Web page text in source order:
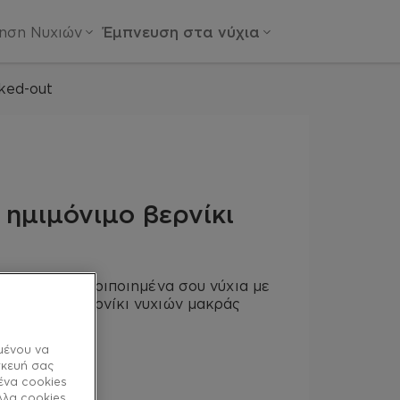
Νυχιών Έμπνευση στα νύχια
out
βερνίκι
ως τα περιποιημένα σου νύχια με
καφέ βερνίκι νυχιών μακράς
να
σας
cookies
cookies